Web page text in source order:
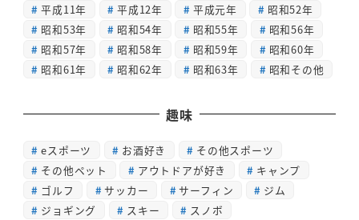
平成11年
平成12年 平成元年
昭和52年
昭和53年
昭和54年 昭和55年
昭和56年
昭和57年
昭和58年 昭和59年
昭和60年
昭和61年
昭和62年 昭和63年 昭和その他
趣味
eスポーツ お酒好き
その他スポーツ
その他ペット
アウトドアが好き
キャンプ
ゴルフ
サッカー サーフィン
ジム
ジョギング
スキー
スノボ